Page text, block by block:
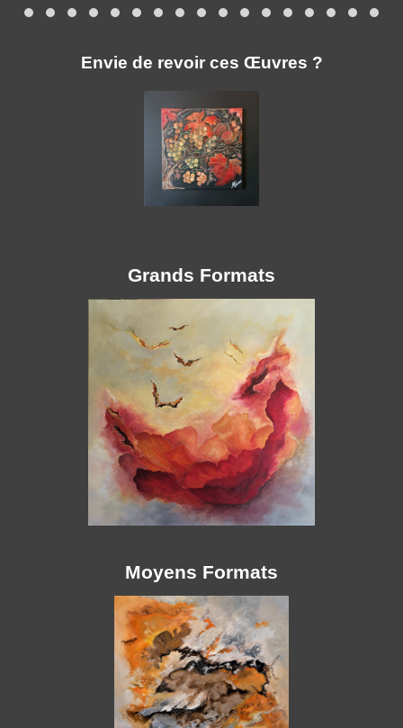
Envie de revoir ces Œuvres ?
Grands Formats
Moyens Formats